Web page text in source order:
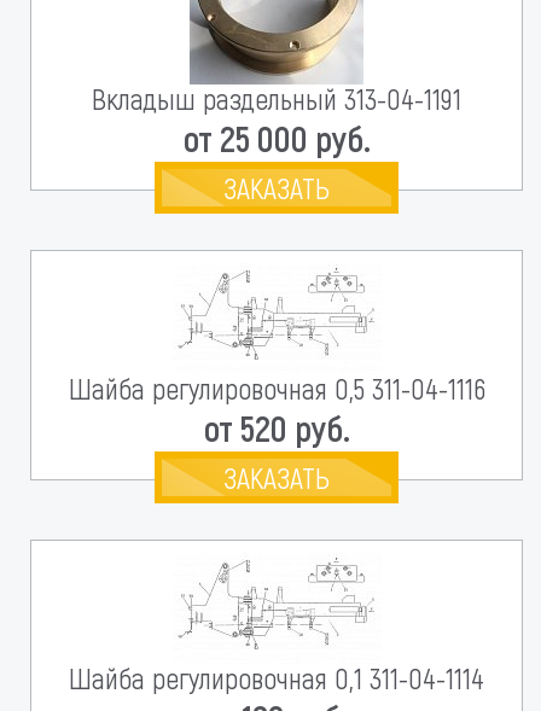
Вкладыш раздельный 313-04-1191
от 25 000 руб.
ЗАКАЗАТЬ
Шайба регулировочная 0,5 311-04-1116
от 520 руб.
ЗАКАЗАТЬ
Шайба регулировочная 0,1 311-04-1114